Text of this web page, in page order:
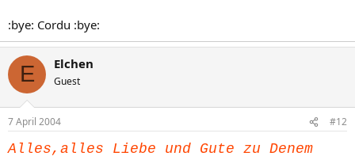
:bye: Cordu :bye:
E Elchen
Guest
7 April 2004 #12
Alles,alles Liebe und Gute zu Denem